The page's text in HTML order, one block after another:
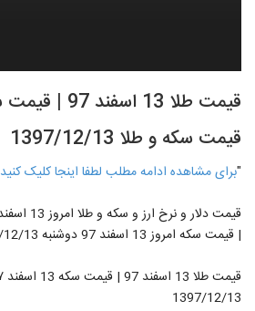
قیمت سکه و طلا 1397/12/13
"برای مشاهده ادامه مطلب لطفا اینجا کلیک کنید
| قیمت سکه امروز 13 اسفند 97 دوشنبه 1397/12/13
1397/12/13